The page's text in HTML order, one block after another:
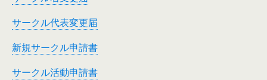
サークル代表変更届
新規サークル申請書
サークル活動申請書